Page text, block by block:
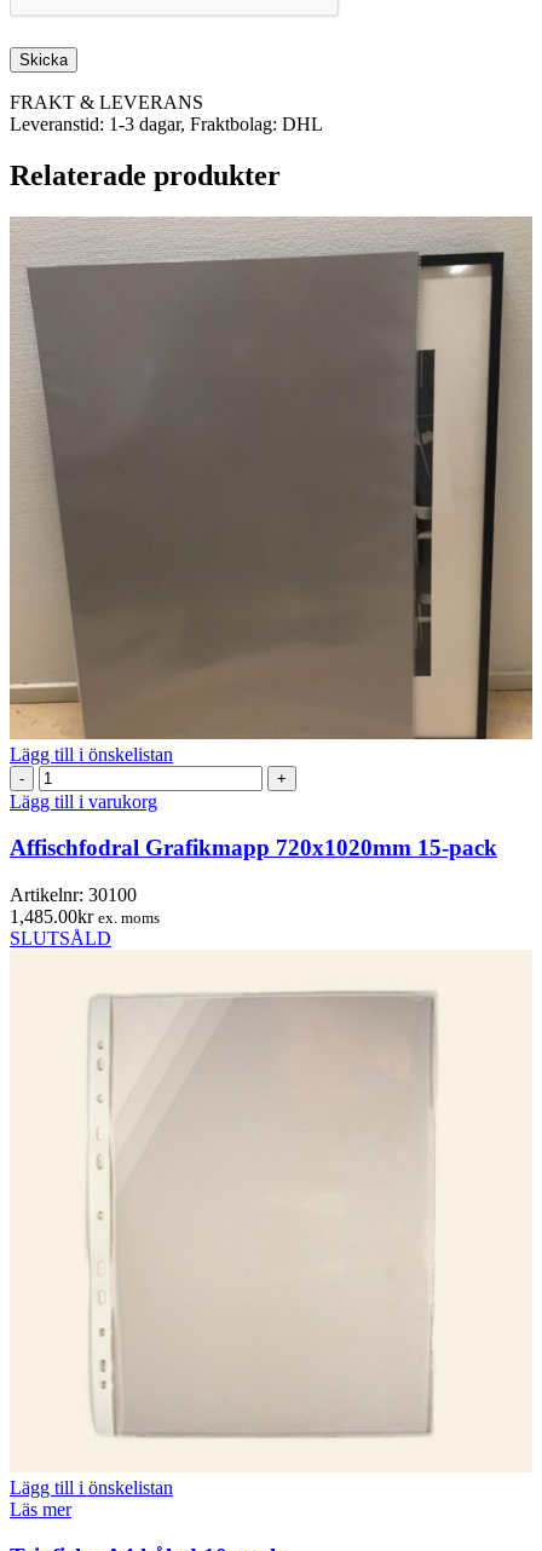
FRAKT & LEVERANS
Leveranstid: 1-3 dagar, Fraktbolag: DHL
Relaterade produkter
Lägg till i önskelistan
Affischfodral
Grafikmapp
720x1020mm
15-
pack
mängd
Lägg till i varukorg
Affischfodral Grafikmapp 720x1020mm 15-pack
Artikelnr: 30100
1,485.00kr ex. moms
SLUTSÅLD
Lägg till i önskelistan
Läs mer